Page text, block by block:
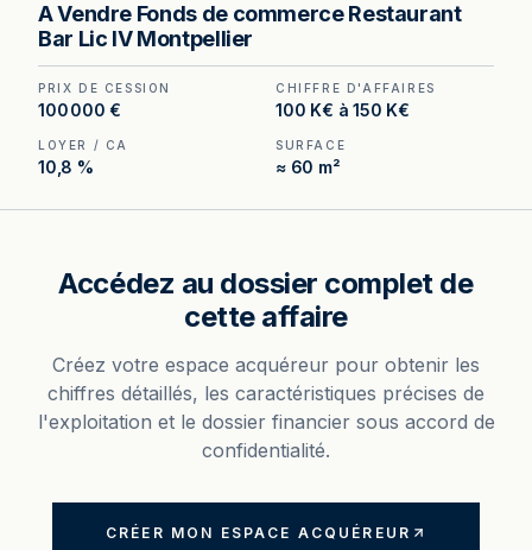
ville Écusson, quartier festif.
A Vendre Fonds de commerce Restaurant
Bar Lic IV Montpellier
PRIX DE CESSION
100 000 €
CHIFFRE D'AFFAIRES
100 K€ à 150 K€
LOYER / CA
10,8 %
SURFACE
≈ 60 m²
Accédez au dossier complet de
cette affaire
Créez votre espace acquéreur pour obtenir les
chiffres détaillés, les caractéristiques précises de
l'exploitation et le dossier financier sous accord de
confidentialité.
CRÉER MON ESPACE ACQUÉREUR